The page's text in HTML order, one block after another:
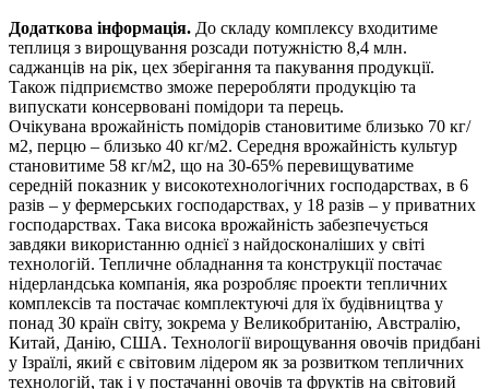
Додаткова інформація. До складу комплексу входитиме
теплиця з вирощування розсади потужністю 8,4 млн.
саджанців на рік, цех зберігання та пакування продукції.
Також підприємство зможе переробляти продукцію та
випускати консервовані помідори та перець.
Очікувана врожайність помідорів становитиме близько 70 кг/
м2, перцю – близько 40 кг/м2. Середня врожайність культур
становитиме 58 кг/м2, що на 30-65% перевищуватиме
середній показник у високотехнологічних господарствах, в 6
разів – у фермерських господарствах, у 18 разів – у приватних
господарствах. Така висока врожайність забезпечується
завдяки використанню однієї з найдосконаліших у світі
технологій. Тепличне обладнання та конструкції постачає
нідерландська компанія, яка розробляє проекти тепличних
комплексів та постачає комплектуючі для їх будівництва у
понад 30 країн світу, зокрема у Великобританію, Австралію,
Китай, Данію, США. Технології вирощування овочів придбані
у Ізраїлі, який є світовим лідером як за розвитком тепличних
технологій, так і у постачанні овочів та фруктів на світовий